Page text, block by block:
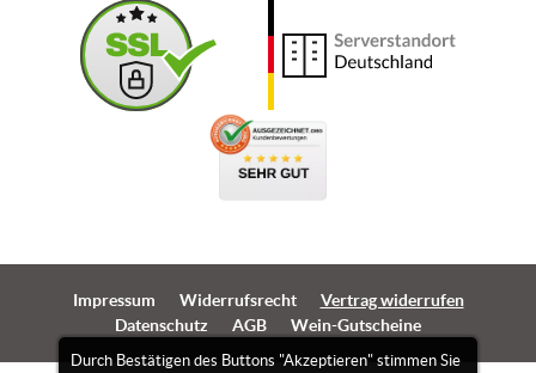
Durch Bestätigen des Buttons "Akzeptieren" stimmen Sie
Impressum Widerrufsrecht
Vertrag widerrufen
Datenschutz
AGB Wein-Gutscheine